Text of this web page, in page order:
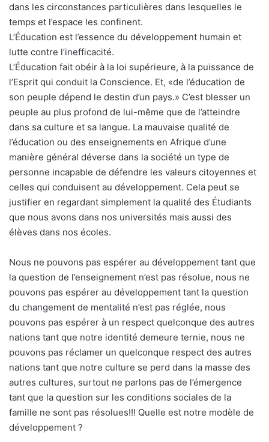
dans les circonstances particulières dans lesquelles le
temps et l’espace les confinent.
L’Éducation est l’essence du développement humain et
lutte contre l’inefficacité.
L’Éducation fait obéir à la loi supérieure, à la puissance de
l’Esprit qui conduit la Conscience. Et, «de l’éducation de
son peuple dépend le destin d’un pays.» C’est blesser un
peuple au plus profond de lui-même que de l’atteindre
dans sa culture et sa langue. La mauvaise qualité de
l’éducation ou des enseignements en Afrique d’une
manière général déverse dans la société un type de
personne incapable de défendre les valeurs citoyennes et
celles qui conduisent au développement. Cela peut se
justifier en regardant simplement la qualité des Étudiants
que nous avons dans nos universités mais aussi des
élèves dans nos écoles.
Nous ne pouvons pas espérer au développement tant que
la question de l’enseignement n’est pas résolue, nous ne
pouvons pas espérer au développement tant la question
du changement de mentalité n’est pas réglée, nous
pouvons pas espérer à un respect quelconque des autres
nations tant que notre identité demeure ternie, nous ne
pouvons pas réclamer un quelconque respect des autres
nations tant que notre culture se perd dans la masse des
autres cultures, surtout ne parlons pas de l’émergence
tant que la question sur les conditions sociales de la
famille ne sont pas résolues!!! Quelle est notre modèle de
développement ?